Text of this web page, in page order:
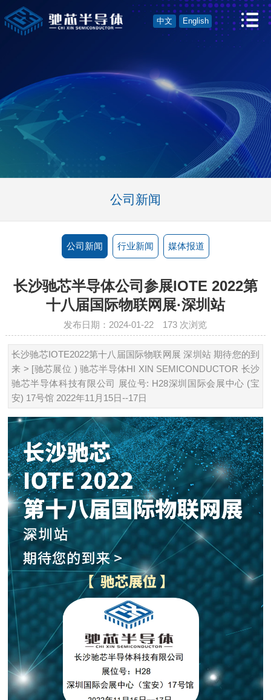
中文 English
公司新闻
公司新闻 行业新闻 媒体报道
长沙驰芯半导体公司参展IOTE 2022第
十八届国际物联网展·深圳站
发布日期：2024-01-22 173 次浏览
长沙驰芯IOTE2022第十八届国际物联网展 深圳站 期待您的到
来 > [驰芯展位 ) 驰芯半导体HI XIN SEMICONDUCTOR 长沙
驰芯半导体科技有限公司 展位号: H28深圳国际会展中心 (宝
安) 17号馆 2022年11月15日--17日